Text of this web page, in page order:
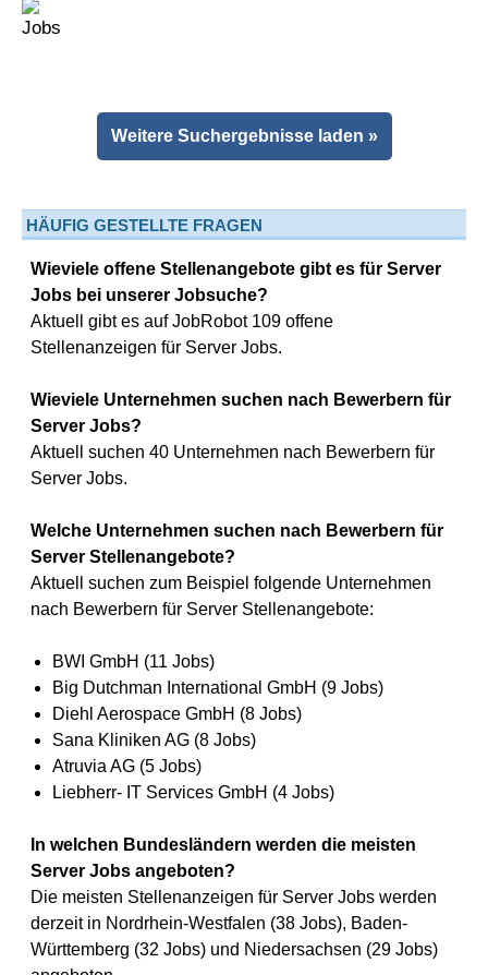
Weitere Suchergebnisse laden »
HÄUFIG GESTELLTE FRAGEN
Wieviele offene Stellenangebote gibt es für Server
Jobs bei unserer Jobsuche?
Aktuell gibt es auf JobRobot 109 offene
Stellenanzeigen für Server Jobs.
Wieviele Unternehmen suchen nach Bewerbern für
Server Jobs?
Aktuell suchen 40 Unternehmen nach Bewerbern für
Server Jobs.
Welche Unternehmen suchen nach Bewerbern für
Server Stellenangebote?
Aktuell suchen zum Beispiel folgende Unternehmen
nach Bewerbern für Server Stellenangebote:
BWI GmbH (11 Jobs)
Big Dutchman International GmbH (9 Jobs)
Diehl Aerospace GmbH (8 Jobs)
Sana Kliniken AG (8 Jobs)
Atruvia AG (5 Jobs)
Liebherr- IT Services GmbH (4 Jobs)
In welchen Bundesländern werden die meisten
Server Jobs angeboten?
Die meisten Stellenanzeigen für Server Jobs werden
derzeit in Nordrhein-Westfalen (38 Jobs), Baden-
Württemberg (32 Jobs) und Niedersachsen (29 Jobs)